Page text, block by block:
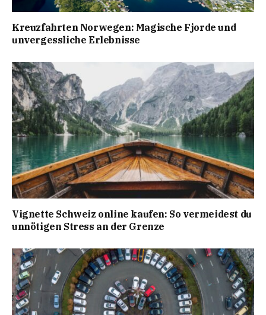
Kreuzfahrten Norwegen: Magische Fjorde und
unvergessliche Erlebnisse
Vignette Schweiz online kaufen: So vermeidest du
unnötigen Stress an der Grenze